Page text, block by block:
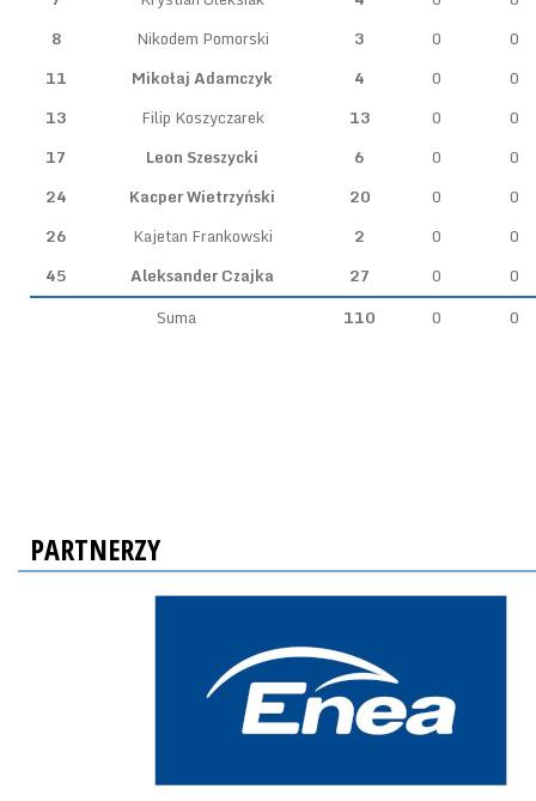
8
Nikodem Pomorski 3 0
0
11
Mikołaj Adamczyk 4 0
0
13
Filip Koszyczarek 13 0
0
17
Leon Szeszycki 6 0
0
24
Kacper Wietrzyński 20 0
0
26
Kajetan Frankowski 2 0
0
45
Aleksander Czajka 27 0
0
Suma
110 0 0
PARTNERZY